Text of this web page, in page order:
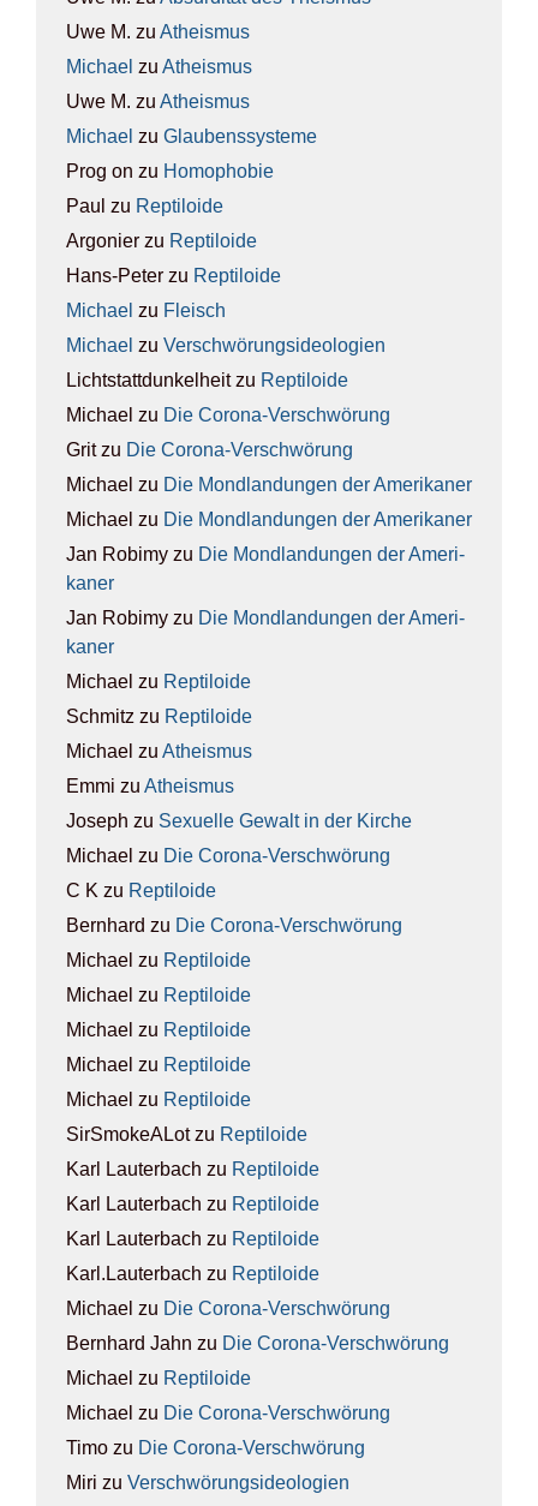
Uwe M. zu Athe­is­mus
Michael zu Athe­is­mus
Uwe M. zu Athe­is­mus
Michael zu Glau­bens­sys­te­me
Prog on zu Homo­pho­bie
Paul zu Rep­ti­lo­ide
Argonier zu Rep­ti­lo­ide
Hans-Peter zu Rep­ti­lo­ide
Michael zu Fleisch
Michael zu Ver­schwö­rungs­ideo­lo­gien
Lichtstattdunkelheitzu Rep­ti­lo­ide
Michael zu Die Coro­na-Ver­schwö­rung
Gritzu Die Coro­na-Ver­schwö­rung
Michael zu Die Mond­lan­dun­gen der Ame­ri­ka­ner
Michael zu Die Mond­lan­dun­gen der Ame­ri­ka­ner
Jan Robimy zu Die Mond­lan­dun­gen der Ame­ri­
ka­ner
Jan Robimy zu Die Mond­lan­dun­gen der Ame­ri­
ka­ner
Michael zu Rep­ti­lo­ide
Schmitz zu Rep­ti­lo­ide
Michael zu Athe­is­mus
Emmi zu Athe­is­mus
Joseph zu Sexu­el­le Gewalt in der Kir­che
Michael zu Die Coro­na-Ver­schwö­rung
C K zu Rep­ti­lo­ide
Bernhard zu Die Coro­na-Ver­schwö­rung
Michael zu Rep­ti­lo­ide
Michael zu Rep­ti­lo­ide
Michael zu Rep­ti­lo­ide
Michael zu Rep­ti­lo­ide
Michael zu Rep­ti­lo­ide
SirSmokeALotzu Rep­ti­lo­ide
Karl Lauterbach zu Rep­ti­lo­ide
Karl Lauterbach zu Rep­ti­lo­ide
Karl Lauterbach zu Rep­ti­lo­ide
Karl.Lauterbach zu Rep­ti­lo­ide
Michael zu Die Coro­na-Ver­schwö­rung
Bernhard Jahn zu Die Coro­na-Ver­schwö­rung
Michael zu Rep­ti­lo­ide
Michael zu Die Coro­na-Ver­schwö­rung
Timo zu Die Coro­na-Ver­schwö­rung
Miri zu Ver­schwö­rungs­ideo­lo­gien